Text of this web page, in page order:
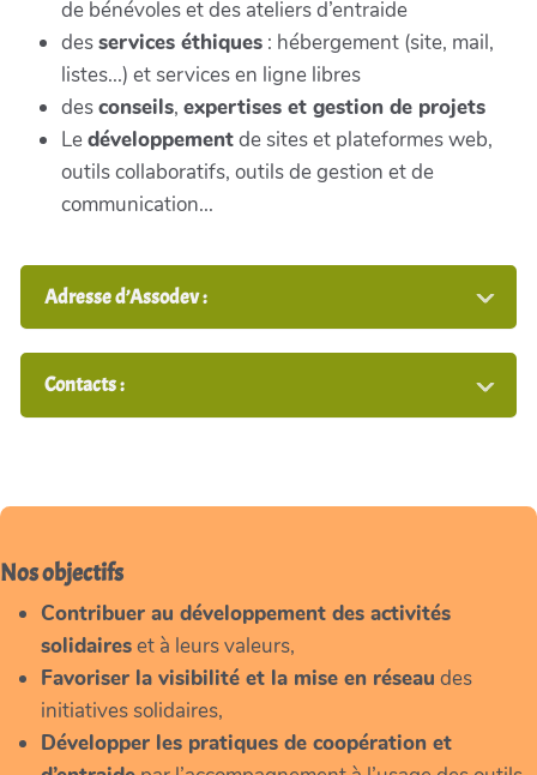
de bénévoles et des ateliers d’entraide
desservices éthiques : hébergement (site, mail,
listes...) et services en ligne libres
desconseils, expertises et gestion de projets
Ledéveloppementde sites et plateformes web,
outils collaboratifs, outils de gestion et de
communication...
Adresse d’Assodev :
Contacts :
Nos objectifs
Contribuer au développement des activités
solidaireset à leurs valeurs,
Favoriser la visibilité et la mise en réseau des
initiatives solidaires,
Développer les pratiques de coopération et